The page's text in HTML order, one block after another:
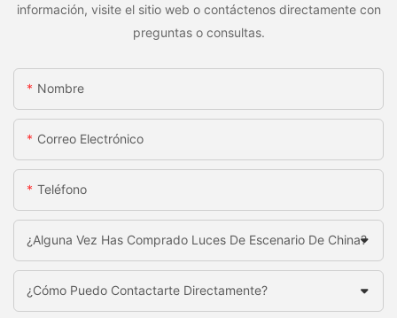
información, visite el sitio web o contáctenos directamente con
preguntas o consultas.
Nombre
Correo Electrónico
Teléfono
¿Alguna Vez Has Comprado Luces De Escenario De China?
¿Cómo Puedo Contactarte Directamente?